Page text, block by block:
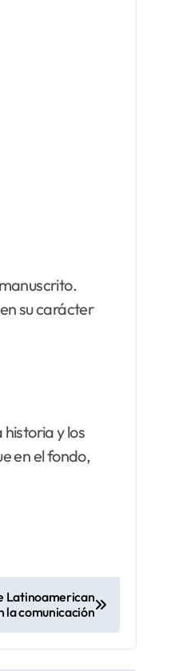
su carácter
y los
en el fondo,
Latinoamerican
la comunicación